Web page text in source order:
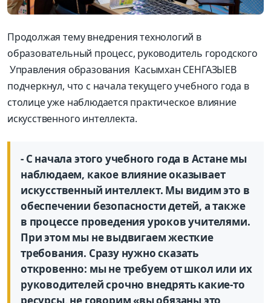
Продолжая тему внедрения технологий в
образовательный процесс, руководитель городского
Управления образования Касымхан СЕНГАЗЫЕВ
подчеркнул, что с начала текущего учебного года в
столице уже наблюдается практическое влияние
искусственного интеллекта.
- С начала этого учебного года в Астане мы
наблюдаем, какое влияние оказывает
искусственный интеллект. Мы видим это в
обеспечении безопасности детей, а также
в процессе проведения уроков учителями.
При этом мы не выдвигаем жесткие
требования. Сразу нужно сказать
откровенно: мы не требуем от школ или их
руководителей срочно внедрять какие-то
ресурсы, не говорим «вы обязаны это